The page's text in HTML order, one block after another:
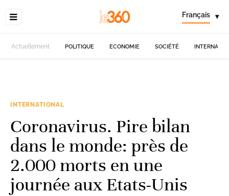
Français ▾
Actuellement POLITIQUE ECONOMIE SOCIÉTÉ
INTERNATIONAL
Coronavirus. Pire bilan
dans le monde: près de
2.000 morts en une
journée aux Etats-Unis